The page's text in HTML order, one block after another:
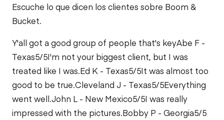
Fugas del Sistema
de Refrigeración
Escuche lo que dicen los clientes sobre Boom &
Bucket.
Y'all got a good group of people that's keyAbe F -
Texas5/5I'm not your biggest client, but I was
treated like I was.Ed K - Texas5/5It was almost too
good to be true.Cleveland J - Texas5/5Everything
went well.John L - New Mexico5/5I was really
impressed with the pictures.Bobby P - Georgia5/5